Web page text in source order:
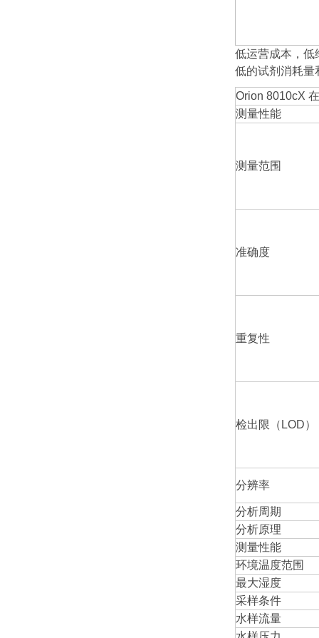
低运营成本，
低的试剂消耗量
Orion 8010cX
测量性能
测量范围
准确度
重复性
检出限（LOD）
分辨率
分析周期
分析原理
测量性能
环境温度范围
最大湿度
采样条件
水样流量